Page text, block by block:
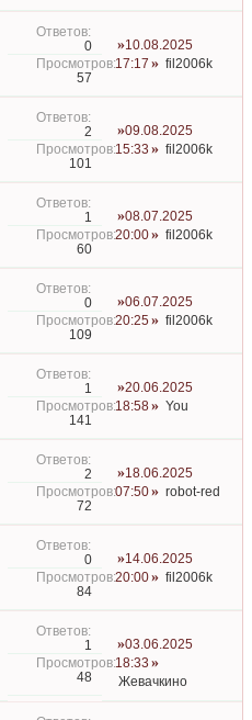
0
57
10.08.2025
17:17
fil2006k
2
101
09.08.2025
15:33
fil2006k
1
60
08.07.2025
20:00
fil2006k
0
109
06.07.2025
20:25
fil2006k
1
141
20.06.2025
18:58
You
2
72
18.06.2025
07:50
robot-red
0
84
14.06.2025
20:00
fil2006k
1
48
03.06.2025
18:33
Жевачкино